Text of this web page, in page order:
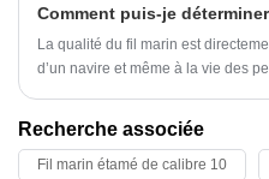
remplacement, mais déclenche
la sécurité, tels que des pannes de
de navigation. Dans des
câbles est devenue une priorité
électrique marine.
La qualité du fil marin est
d’un navire et même à la vie des
qualité peut facilement entraîner
autant de produits de mauvaise
juger simplement par leur
Recherche associée
Fil marin étamé de calibre 10